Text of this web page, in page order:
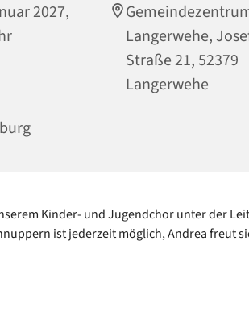
2027,
Langerwehe,
Straße 21, 52379
Langerwehe
Kinder- und Jugendchor unter der
ist jederzeit möglich, Andrea freut